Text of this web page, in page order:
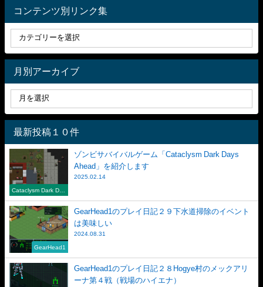
コンテンツ別リンク集
月別アーカイブ
最新投稿１０件
Cataclysm Dark Day
ゾンビサバイバルゲーム「Cataclysm Dark Days
Ahead」を紹介します
2025.02.14
GearHead1
GearHead1のプレイ日記２９下水道掃除のイベント
は美味しい
2024.08.31
GearHead1のプレイ日記２８Hogye村のメックアリ
ーナ第４戦（戦場のハイエナ）